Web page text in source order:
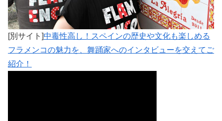
[別サイト]中毒性高し！スペインの歴史や文化も楽しめる
フラメンコの魅力を、舞踊家へのインタビューを交えてご
紹介！